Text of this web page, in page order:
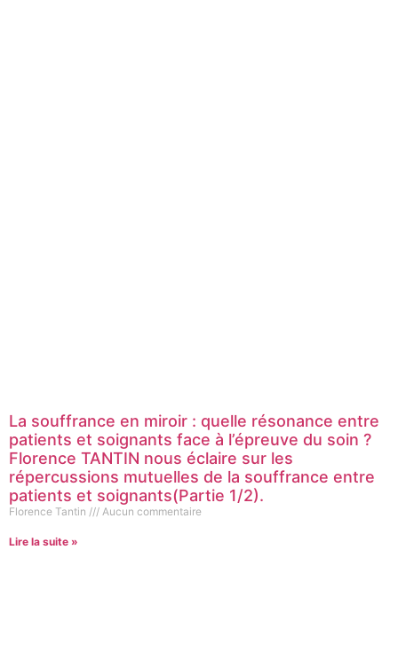
La souffrance en miroir : quelle résonance entre
patients et soignants face à l’épreuve du soin ?
Florence TANTIN nous éclaire sur les
répercussions mutuelles de la souffrance entre
patients et soignants(Partie 1/2).
Florence Tantin Aucun commentaire
Lire la suite »